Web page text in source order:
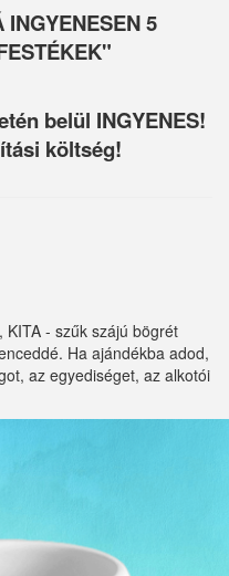
5
belül INGYENES!
költség!
- szűk szájú bögrét
Ha ajándékba adod,
az egyediséget, az alkotói